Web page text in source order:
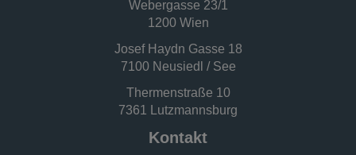
Webergasse 23/1
1200 Wien
Josef Haydn Gasse 18
7100 Neusiedl / See
Thermenstraße 10
7361 Lutzmannsburg
Kontakt